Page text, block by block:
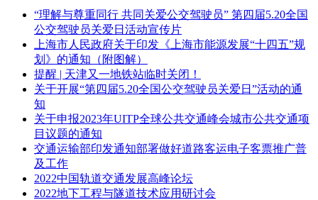
3.投标人所投车辆必须纳入中华人民共和国工业和信息化部公
布的《道路机动车生产企业及产品公告》、《新能源汽车推广
应用推荐车型目录》和《免征车辆购置税的新能源汽车车型目
录》。
三、获取招标文件
1.招标文件发布时间：自招标公告发布之日至2022年05月20日
09时00分。
2.招标文件获取时间：投标截止时间前
3.招标文件获取方式：网上获取，在本公告下方附件下载招标
文件。
“理解与尊重同行 共同关爱公交驾驶员” 第四届5.20全国
公交驾驶员关爱日活动宣传片
上海市人民政府关于印发《上海市能源发展“十四五”规
划》的通知（附图解）
提醒 | 天津又一地铁站临时关闭！
关于开展“第四届5.20全国公交驾驶员关爱日”活动的通
知
关于申报2023年UITP全球公共交通峰会城市公共交通项
目议题的通知
交通运输部印发通知部署做好道路客运电子客票推广普
及工作
2022中国轨道交通发展高峰论坛
2022地下工程与隧道技术应用研讨会